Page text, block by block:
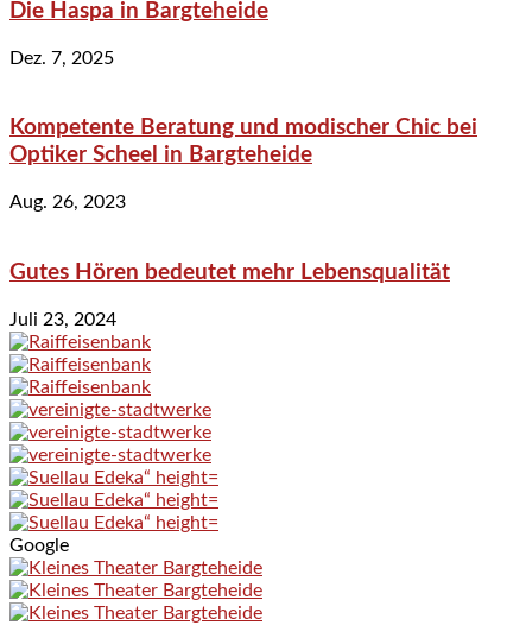
Die Haspa in Bargteheide
Dez. 7, 2025
Kompetente Beratung und modischer Chic bei
Optiker Scheel in Bargteheide
Aug. 26, 2023
Gutes Hören bedeutet mehr Lebensqualität
Juli 23, 2024
Google